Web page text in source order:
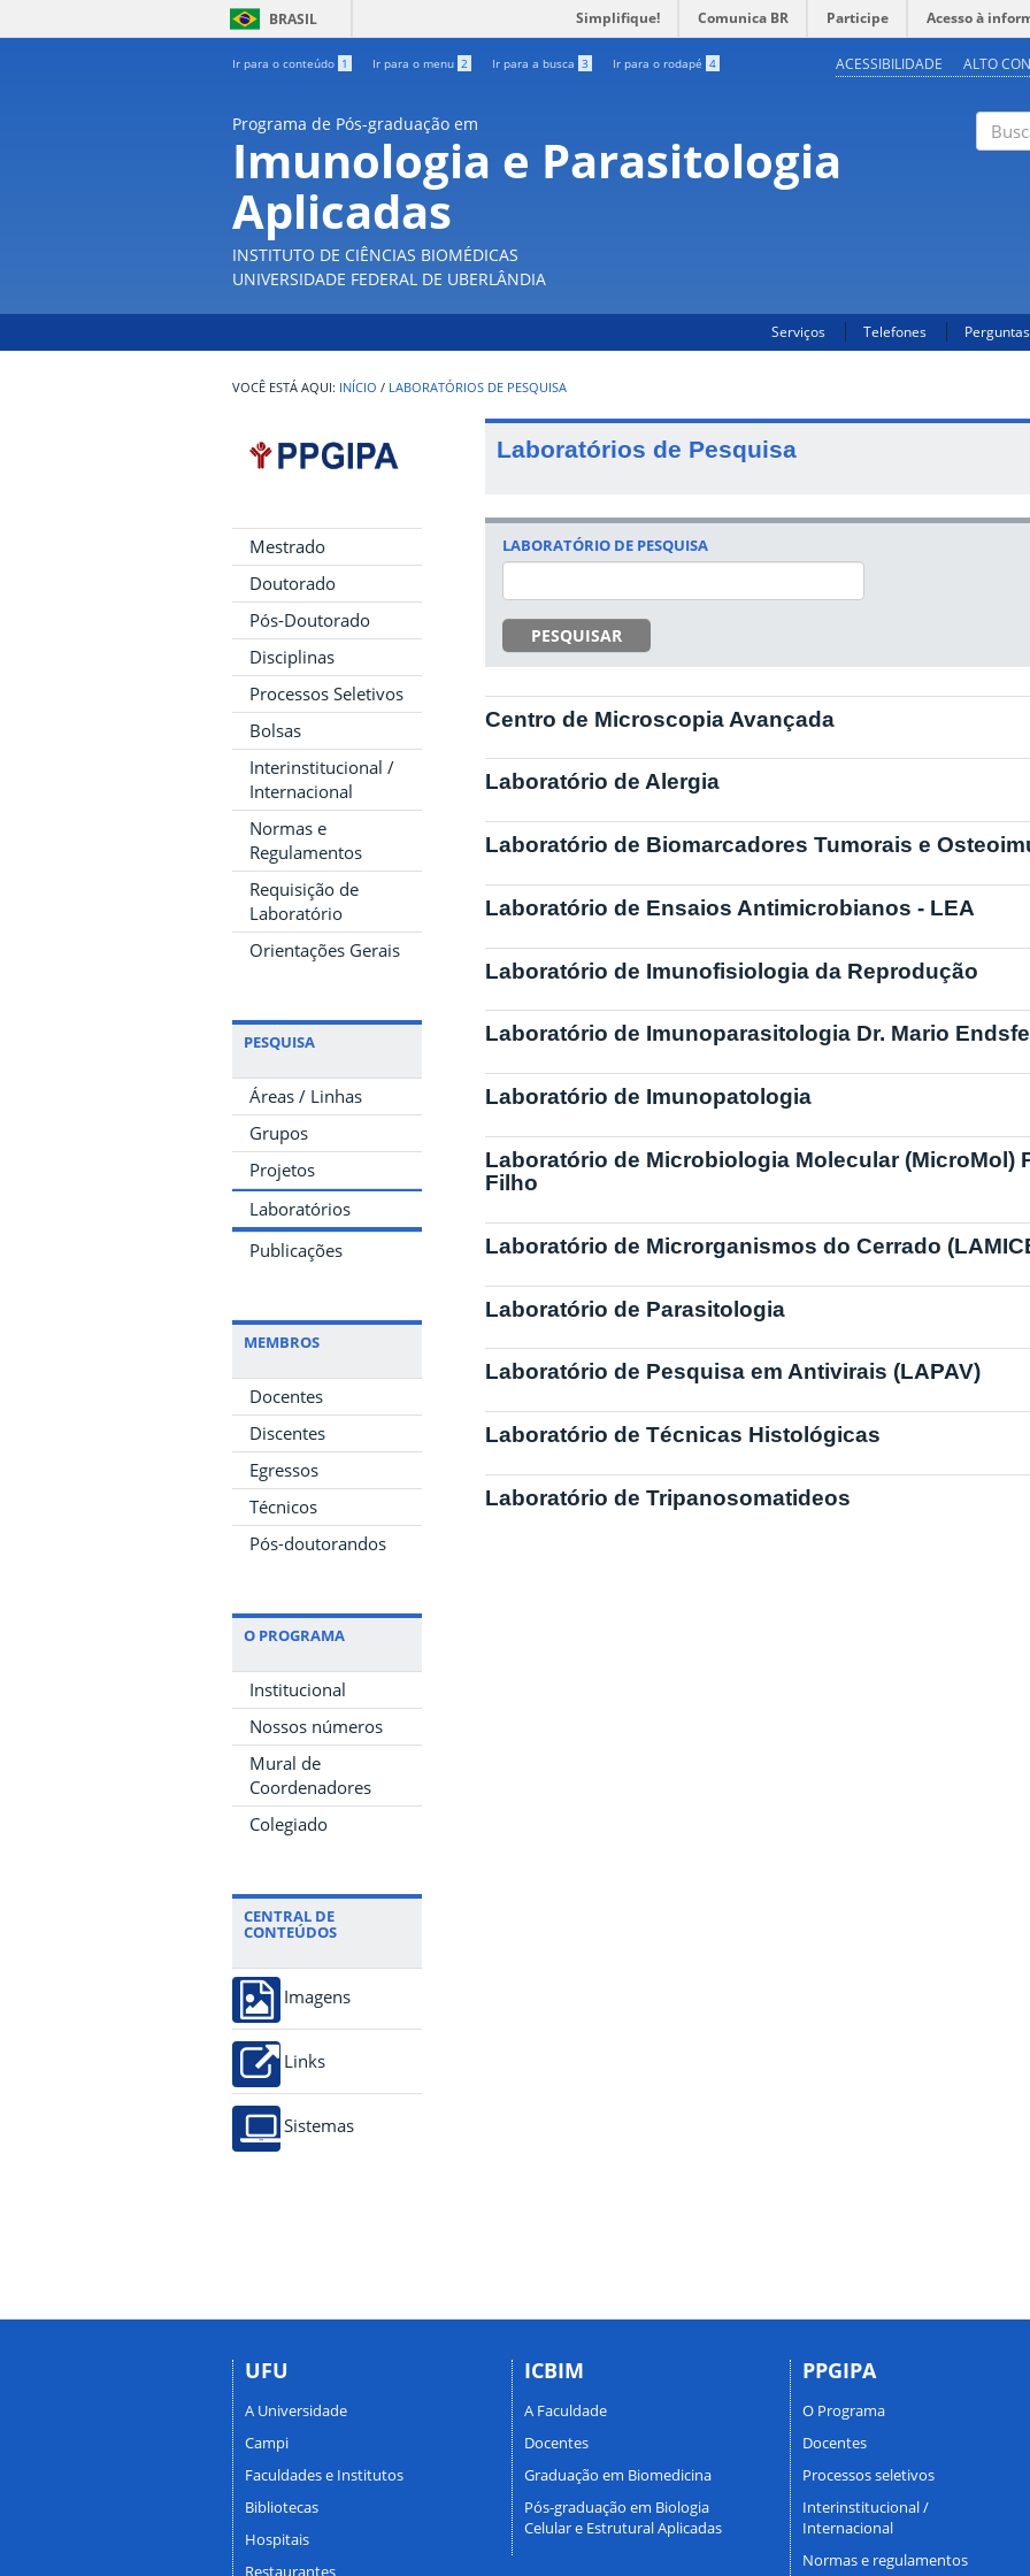
BRASIL Simplifique! Comunica BR Participe Acesso à
Ir para o conteúdo 1 Ir para o menu 2 Ir para a busca 3 Ir para o rodapé 4 ACESSIBILIDADE ALTO
Programa de Pós-graduação em
Imunologia e Parasitologia
Aplicadas
INSTITUTO DE CIÊNCIAS BIOMÉDICAS
UNIVERSIDADE FEDERAL DE UBERLÂNDIA
Serviços Telefones
INÍCIO / LABORATÓRIOS DE PESQUISA
Mestrado
Doutorado
Pós-Doutorado
Disciplinas
Processos Seletivos
Bolsas
Interinstitucional /
Internacional
Normas e
Regulamentos
Requisição de
Laboratório
Orientações Gerais
PESQUISA
Áreas / Linhas
Grupos
Projetos
Laboratórios
Publicações
MEMBROS
Docentes
Discentes
Egressos
Técnicos
Pós-doutorandos
O PROGRAMA
Institucional
Nossos números
Mural de
Coordenadores
Colegiado
CENTRAL DE
CONTEÚDOS
Imagens
Links
Sistemas
Laboratórios de Pesquisa
LABORATÓRIO DE PESQUISA
PESQUISAR
Centro de Microscopia Avançada
Laboratório de Alergia
Laboratório de Biomarcadores Tumorais e
Laboratório de Ensaios Antimicrobianos - LEA
Laboratório de Imunofisiologia da Reprodução
Laboratório de Imunoparasitologia Dr. Mario
Laboratório de Imunopatologia
Laboratório de Microbiologia Molecular (MicroMol)
Filho
Laboratório de Microrganismos do Cerrado
Laboratório de Parasitologia
Laboratório de Pesquisa em Antivirais (LAPAV)
Laboratório de Técnicas Histológicas
Laboratório de Tripanosomatideos
UFU
A Universidade
Campi
Faculdades e Institutos
Bibliotecas
Hospitais
Restaurantes
ICBIM
A Faculdade
Docentes
Graduação em Biomedicina
Pós-graduação em Biologia
Celular e Estrutural Aplicadas
PPGIPA
O Programa
Docentes
Processos seletivos
Interinstitucional /
Internacional
Normas e regulamentos